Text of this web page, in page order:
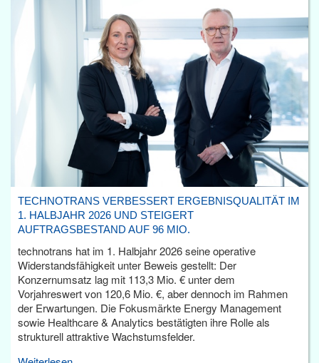
TECHNOTRANS VERBESSERT ERGEBNISQUALITÄT IM
1. HALBJAHR 2026 UND STEIGERT
AUFTRAGSBESTAND AUF 96 MIO.
technotrans hat im 1. Halbjahr 2026 seine operative
Widerstandsfähigkeit unter Beweis gestellt: Der
Konzernumsatz lag mit 113,3 Mio. € unter dem
Vorjahreswert von 120,6 Mio. €, aber dennoch im Rahmen
der Erwartungen. Die Fokusmärkte Energy Management
sowie Healthcare & Analytics bestätigten ihre Rolle als
strukturell attraktive Wachstumsfelder.